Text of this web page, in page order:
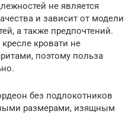
не является
и зависит от модели
а также предпочтений.
кровати не
поэтому польза
без подлокотников
размерами, изящным